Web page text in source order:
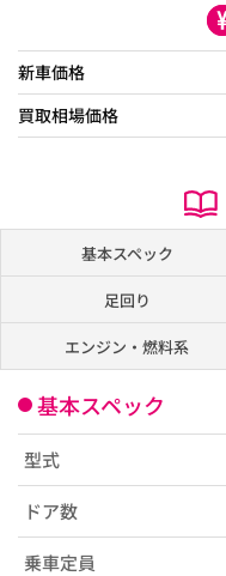
新車価格
買取相場価格
基本スペック
足回り
エンジン・燃料系
基本スペック
型式
ドア数
乗車定員